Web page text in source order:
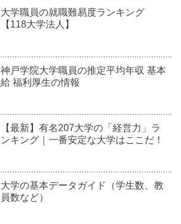
大学職員の就職難易度ランキング
【118大学法人】
神戸学院大学職員の推定平均年収 基本
給 福利厚生の情報
【最新】有名207大学の「経営力」ラ
ンキング｜一番安定な大学はここだ！
大学の基本データガイド（学生数、教
員数など）